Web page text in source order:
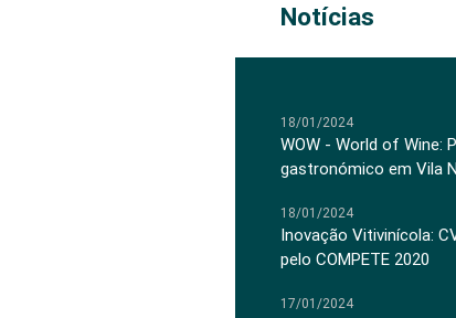
Notícias
18/01/2024
WOW - World of Wine:
gastronómico em Vila
18/01/2024
Inovação Vitivinícola:
pelo COMPETE 2020
17/01/2024